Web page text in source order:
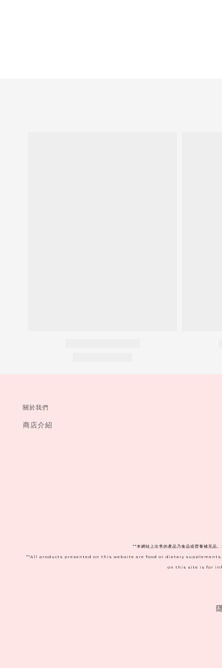
關於我們
商店介紹
**本網站上出售的產品乃食品或營養補充品
**All products presented on this website are food or dietary
on this site is for